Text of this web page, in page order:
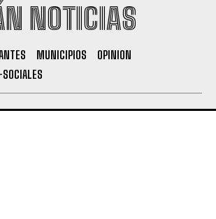
NOTICIAS
MUNICIPIOS
OPINION